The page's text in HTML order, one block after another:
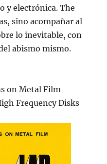
y electrónica. The
sino acompañar al
lo inevitable, con
abismo mismo.
on Metal Film
Frequency Disks